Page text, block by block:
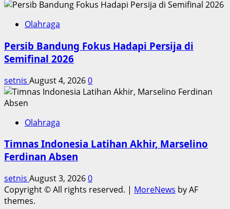
Olahraga
Persib Bandung Fokus Hadapi Persija di
Semifinal 2026
setnis August 4, 20260
Olahraga
Timnas Indonesia Latihan Akhir, Marselino
Ferdinan Absen
setnis August 3, 20260
Copyright © All rights reserved. | MoreNews by AF
themes.